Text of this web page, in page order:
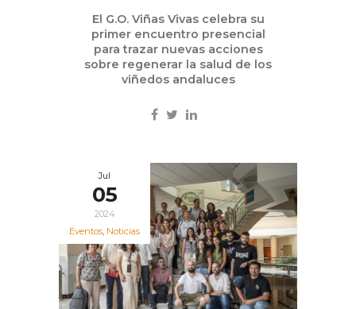
El G.O. Viñas Vivas celebra su
primer encuentro presencial
para trazar nuevas acciones
sobre regenerar la salud de los
viñedos andaluces
Jul
05
2024
Eventos, Noticias